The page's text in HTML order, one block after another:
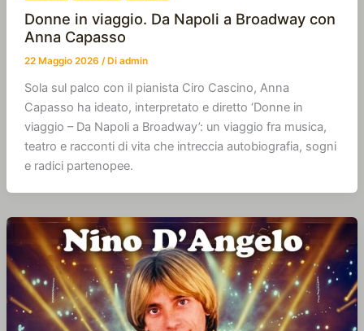
Donne in viaggio. Da Napoli a Broadway con
Anna Capasso
22 Maggio 2026 / Di admin
Sola sul palco con il pianista Ciro Cascino, Anna
Capasso ha ideato, interpretato e diretto ‘Donne in
viaggio – Da Napoli a Broadway’: un viaggio fra musica,
teatro e racconti di vita che intreccia autobiografia, sogni
e radici partenopee.